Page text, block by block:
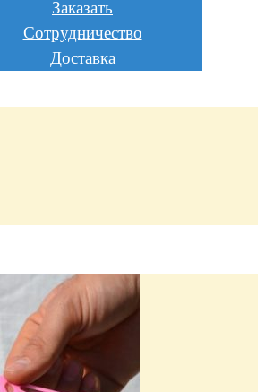
Заказать
Сотрудничество
Доставка